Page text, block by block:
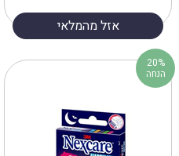
אזל מהמלאי
20%
הנחה